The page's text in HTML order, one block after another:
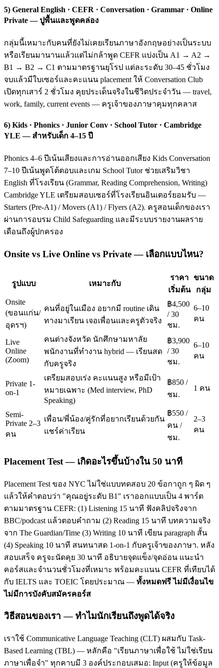
5) General English · CEFR · Conversation · Grammar · Online
Private — ปูพื้นและพูดคล่อง
กลุ่มนี้เหมาะกับคนที่ยังไม่เคยเรียนภาษาอังกฤษอย่างเป็นระบบ
หรือเรียนมานานแล้วแต่ไม่กล้าพูด CEFR แบ่งเป็น A1 → A2 →
B1 → B2 → C1 ตามมาตรฐานยุโรป แต่ละระดับ 30–45 ชั่วโมง
จบแล้วมีใบเซอร์และคะแนน placement ให้ Conversation Club
เปิดทุกเสาร์ 2 ชั่วโมง คุยประเด็นจริงในชีวิตประจำวัน — travel,
work, family, current events — ครูเจ้าของภาษาคุมทุกคลาส
6) Kids · Phonics · Junior Conv · School Tutor · Cambridge
YLE — สำหรับเด็ก 4–15 ปี
Phonics 4–6 ปีเน้นเสียงและการอ่านออกเสียง Kids Conversation
7–10 ปีเน้นพูดโต้ตอบและเกม School Tutor ช่วยเสริมวิชา
English ที่โรงเรียน (Grammar, Reading Comprehension, Writing)
Cambridge YLE เตรียมสอบเซอร์ที่โรงเรียนอินเตอร์ยอมรับ —
Starters (Pre-A1) / Movers (A1) / Flyers (A2). ครูสอนเด็กของเรา
ผ่านการอบรม Child Safeguarding และมีระบบรายงานผลราย
เดือนถึงผู้ปกครอง
Onsite vs Live Online vs Private — เลือกแบบไหน?
รูปแบบ เหมาะกับ
ราคา
เริ่มต้น
ขนาด
กลุ่ม
Onsite
(ขอนแก่น/
อุดรฯ)
คนที่อยู่ในเมือง อยากมี routine เดิน
ทางมาเรียน เจอเพื่อนและครูตัวจริง
฿4,500
/ 30
ชม.
6–10
คน
Live
Online
(Zoom)
คนต่างจังหวัด นักศึกษามหาลัย
พนักงานที่ทำงาน hybrid — เรียนสด
กับครูจริง
฿3,900
/ 30
ชม.
6–10
คน
Private 1-
on-1
เตรียมสอบเร่ง คะแนนสูง หรือมีเป้า
หมายเฉพาะ (Med interview, PhD
Speaking)
฿850 /
ชม.
1 คน
Semi-
Private 2–3
คน
เพื่อน/พี่น้อง/คู่รักที่อยากเรียนด้วยกัน
แชร์ค่าเรียน
฿550 /
คน /
ชม.
2–3
คน
Placement Test — เกิดอะไรขึ้นบ้างใน 50 นาที
Placement Test ของ NYC ไม่ใช่แบบทดสอบ 20 ข้อกาถูก ๆ ผิด ๆ
แล้วให้คำตอบว่า "คุณอยู่ระดับ B1" เราออกแบบเป็น 4 พาร์ต
ตามมาตรฐาน CEFR: (1) Listening 15 นาที ฟังคลิปจริงจาก
BBC/podcast แล้วตอบคำถาม (2) Reading 15 นาที บทความจริง
จาก The Guardian/Time (3) Writing 10 นาที เขียน paragraph สั้น
(4) Speaking 10 นาที สนทนาสด 1-on-1 กับครูเจ้าของภาษา. หลัง
สอบเสร็จ ครูจะนัดคุย 30 นาที อธิบายจุดแข็ง/จุดอ่อน แนะนำ
คอร์สและจำนวนชั่วโมงที่เหมาะ พร้อมคะแนน CEFR ที่เทียบได้
กับ IELTS และ TOEIC โดยประมาณ — ทั้งหมดฟรี ไม่มีเงื่อนไข
ไม่มีการบังคับสมัครคอร์ส
วิธีสอนของเรา — ทำไมนักเรียนถึงพูดได้จริง
เราใช้ Communicative Language Teaching (CLT) ผสมกับ Task-
Based Learning (TBL) — หลักคือ "เรียนภาษาเพื่อใช้ ไม่ใช่เรียน
ภาษาเพื่อจำ" ทุกคาบมี 3 องค์ประกอบเสมอ: Input (ครูให้ข้อมูล